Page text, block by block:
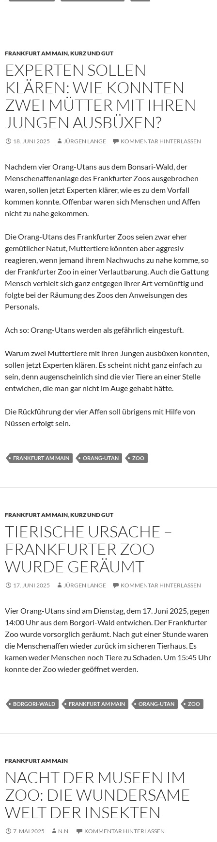
FRANKFURT AM MAIN,KURZ UND GUT
EXPERTEN SOLLEN
KLÄREN: WIE KONNTEN
ZWEI MÜTTER MIT IHREN
JUNGEN AUSBÜXEN?
18. JUNI 2025 JÜRGEN LANGE KOMMENTAR HINTERLASSEN
Nachdem vier Orang-Utans aus dem Bonsari-Wald, der
Menschenaffenanlage des Frankfurter Zoos ausgebrochen
waren, sollen jetzt Experten klärer, wie es zu dem Vorfall
kommen konnte. Offenbar waren sich Menschen und Affen
nicht zu nahe gekommen.
Die Orang-Utans des Frankfurter Zoos seien zwar eher
gemütlicher Natut, Muttertiere könnten aber aggresiv
reagieren, wenn jemand ihrem Nachwuchs zu nahe komme, so
der Frankfurter Zoo in einer Verlautbarung. Auch die Gattung
Mensch verhielt sich ganz entgegen ihrer Art vernünftig und
folgte bei der Räumung des Zoos den Anweisungen des
Personals.
Ach so: Orang-Utans werden als gefährlich eingestuft.
Warum zwei Muttertiere mit ihren Jungen ausbüxen konnten,
sollen jetzt Experten klären. Es scheint nicht ganz einfach zu
sein, denn augenscheinlich sind die vier Tiere an einer Stelle
entwichen, die man gar nicht im Auge gehabt hätte.
Die Rückführung der vier Affen soll übrigens mit Hilfe von
Nüssen erfolgt sein.
FRANKFURT AM MAIN ORANG-UTAN ZOO
FRANKFURT AM MAIN,KURZ UND GUT
TIERISCHE URSACHE –
FRANKFURTER ZOO
WURDE GERÄUMT
17. JUNI 2025 JÜRGEN LANGE KOMMENTAR HINTERLASSEN
Vier Orang-Utans sind am Dienstag, dem 17. Juni 2025, gegen
14:00 Uhr aus dem Borgori-Wald entwichen. Der Frankfurter
Zoo wurde vorsorglich geräumt. Nach gut einer Stunde waren
die Menschenaffen wieder zurück im sicheren Tierhaus. Es
kamen weder Menschen noch Tiere zu Schaden. Um 15:45 Uhr
konnte der Zoo wieder geöffnet werden.
BORGORI-WALD FRANKFURT AM MAIN ORANG-UTAN ZOO
FRANKFURT AM MAIN
NACHT DER MUSEEN IM
ZOO: DIE WUNDERSAME
WELT DER INSEKTEN
7. MAI 2025 N.N. KOMMENTAR HINTERLASSEN